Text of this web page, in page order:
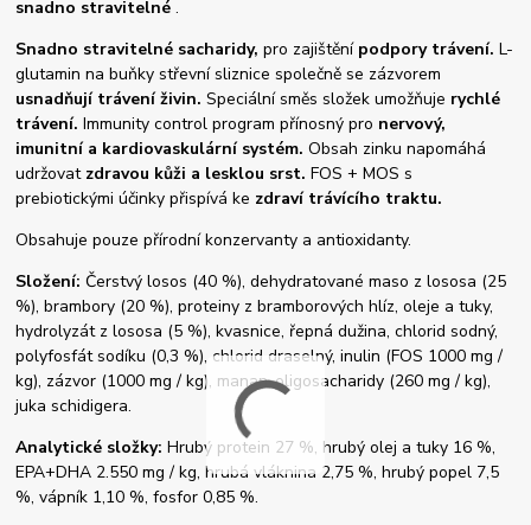
snadno stravitelné .
Snadno stravitelné sacharidy, pro zajištění podpory trávení. L-
glutamin na buňky střevní sliznice společně se zázvorem
usnadňují trávení živin. Speciální směs složek umožňuje rychlé
trávení. Immunity control program přínosný pro nervový,
imunitní a kardiovaskulární systém. Obsah zinku napomáhá
udržovat zdravou kůži a lesklou srst. FOS + MOS s
prebiotickými účinky přispívá ke zdraví trávícího traktu.
Obsahuje pouze přírodní konzervanty a antioxidanty.
Složení: Čerstvý losos (40 %), dehydratované maso z lososa (25
%), brambory (20 %), proteiny z bramborových hlíz, oleje a tuky,
hydrolyzát z lososa (5 %), kvasnice, řepná dužina, chlorid sodný,
polyfosfát sodíku (0,3 %), chlorid draselný, inulin (FOS 1000 mg /
kg), zázvor (1000 mg / kg), manan-oligosacharidy (260 mg / kg),
juka schidigera.
Analytické složky: Hrubý protein 27 %, hrubý olej a tuky 16 %,
EPA+DHA 2.550 mg / kg, hrubá vláknina 2,75 %, hrubý popel 7,5
%, vápník 1,10 %, fosfor 0,85 %.